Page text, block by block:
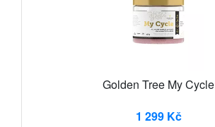
Golden Tree My Cycle
1 299 Kč